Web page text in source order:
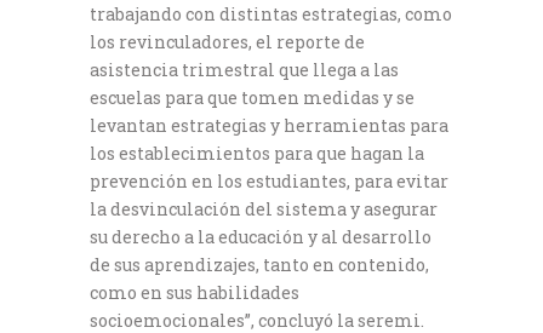
trabajando con distintas estrategias, como
los revinculadores, el reporte de
asistencia trimestral que llega a las
escuelas para que tomen medidas y se
levantan estrategias y herramientas para
los establecimientos para que hagan la
prevención en los estudiantes, para evitar
la desvinculación del sistema y asegurar
su derecho a la educación y al desarrollo
de sus aprendizajes, tanto en contenido,
como en sus habilidades
socioemocionales”, concluyó la seremi.